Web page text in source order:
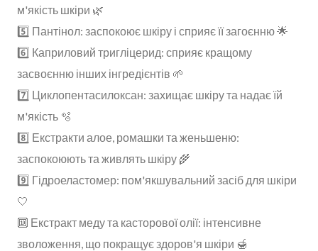
м'якість шкіри 🌿
5️⃣ Пантінол: заспокоює шкіру і сприяє її загоєнню 🌟
6️⃣ Каприловий тригліцерид: сприяє кращому
засвоєнню інших інгредієнтів 🌱
7️⃣ Циклопентасилоксан: захищає шкіру та надає їй
м'якість 🫧
8️⃣ Екстракти алое, ромашки та женьшеню:
заспокоюють та живлять шкіру 🌾
9️⃣ Гідроеластомер: пом'якшувальний засіб для шкіри
🤍
🔟 Екстракт меду та касторової олії: інтенсивне
зволоження, що покращує здоров'я шкіри 🍯